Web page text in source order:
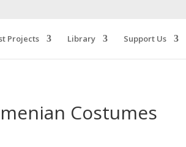
Projects Library Support Us
Costumes